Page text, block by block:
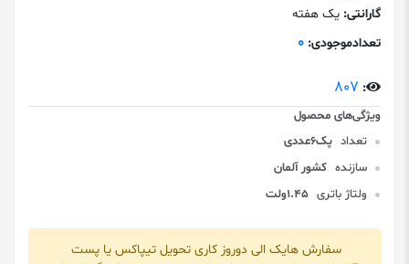
گارانتی: یک هفته
تعدادموجودی: 0
:
807
تعداد پک6عددی
سازنده کشور آلمان
ولتاژ باتری 1.45ولت
سفارش هایک الی دوروز کاری تحویل تیپاکس یا پست